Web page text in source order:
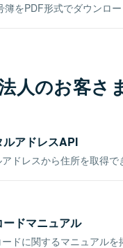
をPDF形式でダウンロー
人のお客さ
アドレスAPI
ドレスから住所を取得で
ドマニュアル
ドに関するマニュアルを